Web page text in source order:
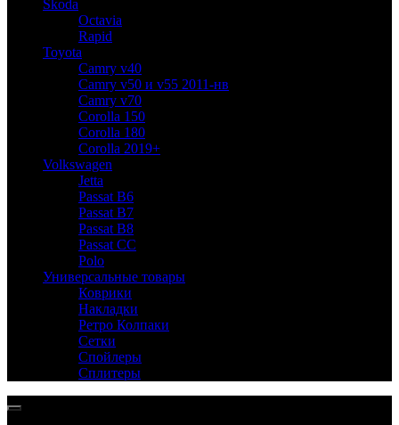
Skoda
Octavia
Rapid
Toyota
Camry v40
Camry v50 и v55 2011-нв
Camry v70
Corolla 150
Corolla 180
Corolla 2019+
Volkswagen
Jetta
Passat B6
Passat B7
Passat B8
Passat CC
Polo
Универсальные товары
Коврики
Накладки
Ретро Колпаки
Сетки
Спойлеры
Сплитеры